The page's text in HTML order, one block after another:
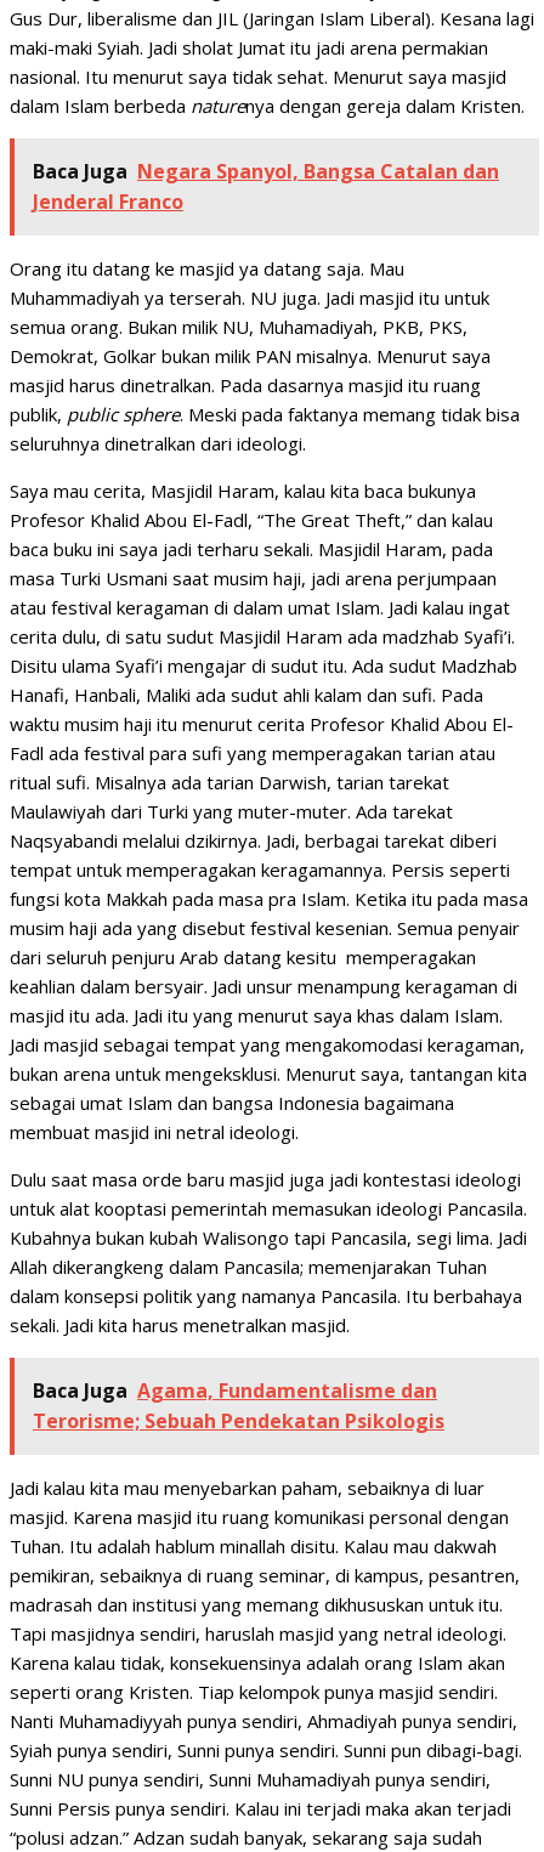
Gus Dur, liberalisme dan JIL (Jaringan Islam Liberal). Kesana lagi
maki-maki Syiah. Jadi sholat Jumat itu jadi arena permakian
nasional. Itu menurut saya tidak sehat. Menurut saya masjid
dalam Islam berbeda naturenya dengan gereja dalam Kristen.
Baca Juga Negara Spanyol, Bangsa Catalan dan
Jenderal Franco
Orang itu datang ke masjid ya datang saja. Mau
Muhammadiyah ya terserah. NU juga. Jadi masjid itu untuk
semua orang. Bukan milik NU, Muhamadiyah, PKB, PKS,
Demokrat, Golkar bukan milik PAN misalnya. Menurut saya
masjid harus dinetralkan. Pada dasarnya masjid itu ruang
publik, public sphere. Meski pada faktanya memang tidak bisa
seluruhnya dinetralkan dari ideologi.
Saya mau cerita, Masjidil Haram, kalau kita baca bukunya
Profesor Khalid Abou El-Fadl, “The Great Theft,” dan kalau
baca buku ini saya jadi terharu sekali. Masjidil Haram, pada
masa Turki Usmani saat musim haji, jadi arena perjumpaan
atau festival keragaman di dalam umat Islam. Jadi kalau ingat
cerita dulu, di satu sudut Masjidil Haram ada madzhab Syafi’i.
Disitu ulama Syafi’i mengajar di sudut itu. Ada sudut Madzhab
Hanafi, Hanbali, Maliki ada sudut ahli kalam dan sufi. Pada
waktu musim haji itu menurut cerita Profesor Khalid Abou El-
Fadl ada festival para sufi yang memperagakan tarian atau
ritual sufi. Misalnya ada tarian Darwish, tarian tarekat
Maulawiyah dari Turki yang muter-muter. Ada tarekat
Naqsyabandi melalui dzikirnya. Jadi, berbagai tarekat diberi
tempat untuk memperagakan keragamannya. Persis seperti
fungsi kota Makkah pada masa pra Islam. Ketika itu pada masa
musim haji ada yang disebut festival kesenian. Semua penyair
dari seluruh penjuru Arab datang kesitu memperagakan
keahlian dalam bersyair. Jadi unsur menampung keragaman di
masjid itu ada. Jadi itu yang menurut saya khas dalam Islam.
Jadi masjid sebagai tempat yang mengakomodasi keragaman,
bukan arena untuk mengeksklusi. Menurut saya, tantangan kita
sebagai umat Islam dan bangsa Indonesia bagaimana
membuat masjid ini netral ideologi.
Dulu saat masa orde baru masjid juga jadi kontestasi ideologi
untuk alat kooptasi pemerintah memasukan ideologi Pancasila.
Kubahnya bukan kubah Walisongo tapi Pancasila, segi lima. Jadi
Allah dikerangkeng dalam Pancasila; memenjarakan Tuhan
dalam konsepsi politik yang namanya Pancasila. Itu berbahaya
sekali. Jadi kita harus menetralkan masjid.
Baca Juga Agama, Fundamentalisme dan
Terorisme; Sebuah Pendekatan Psikologis
Jadi kalau kita mau menyebarkan paham, sebaiknya di luar
masjid. Karena masjid itu ruang komunikasi personal dengan
Tuhan. Itu adalah hablum minallah disitu. Kalau mau dakwah
pemikiran, sebaiknya di ruang seminar, di kampus, pesantren,
madrasah dan institusi yang memang dikhususkan untuk itu.
Tapi masjidnya sendiri, haruslah masjid yang netral ideologi.
Karena kalau tidak, konsekuensinya adalah orang Islam akan
seperti orang Kristen. Tiap kelompok punya masjid sendiri.
Nanti Muhamadiyyah punya sendiri, Ahmadiyah punya sendiri,
Syiah punya sendiri, Sunni punya sendiri. Sunni pun dibagi-bagi.
Sunni NU punya sendiri, Sunni Muhamadiyah punya sendiri,
Sunni Persis punya sendiri. Kalau ini terjadi maka akan terjadi
“polusi adzan.” Adzan sudah banyak, sekarang saja sudah